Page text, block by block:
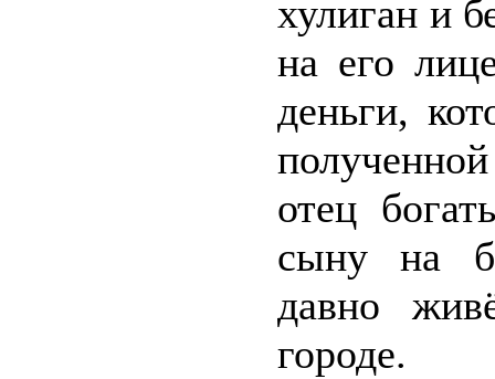
хулиган и
на его
деньги,
отец
сыну на
давно
городе.